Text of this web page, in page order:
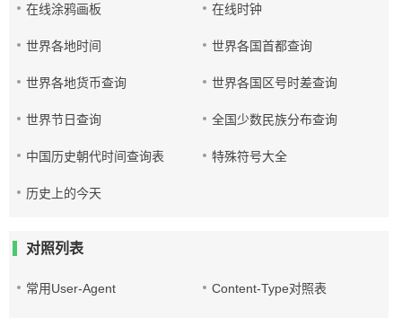
在线涂鸦画板 在线时钟
世界各地时间 世界各国首都查询
世界各地货币查询 世界各国区号时差查询
世界节日查询 全国少数民族分布查询
中国历史朝代时间查询表 特殊符号大全
历史上的今天
对照列表
常用User-Agent Content-Type对照表